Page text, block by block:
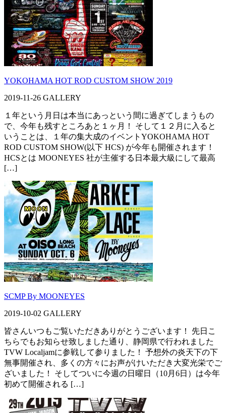
YOKOHAMA HOT ROD CUSTOM SHOW 2019
2019-11-26 GALLERY
１年という月日は本当にあっという間に過ぎてしまうもの
で、今年も残すところあと１ヶ月！ そして１２月に入ると
いうことは、１年の集大成のイベントYOKOHAMA HOT
ROD CUSTOM SHOW(以下 HCS) が今年も開催されます！
HCSとは MOONEYES 社が主催する日本最大級にして最高
[…]
SCMP By MOONEYES
2019-10-02 GALLERY
皆さんいつもご覧いただきありがとうございます！ 先日こ
ちらでもお知らせ致しました通り、静岡県で行われました
TVW Localjamに参戦して参りました！ 予想外の炎天下の下
無事開催され、多くの方々にお声がけいただき大変光栄でご
ざいました！ そしてついに今週の日曜日（10月6日）は今年
初めて開催される […]